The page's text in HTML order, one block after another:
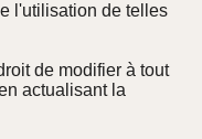
l'utilisation de telles
de modifier à tout
actualisant la